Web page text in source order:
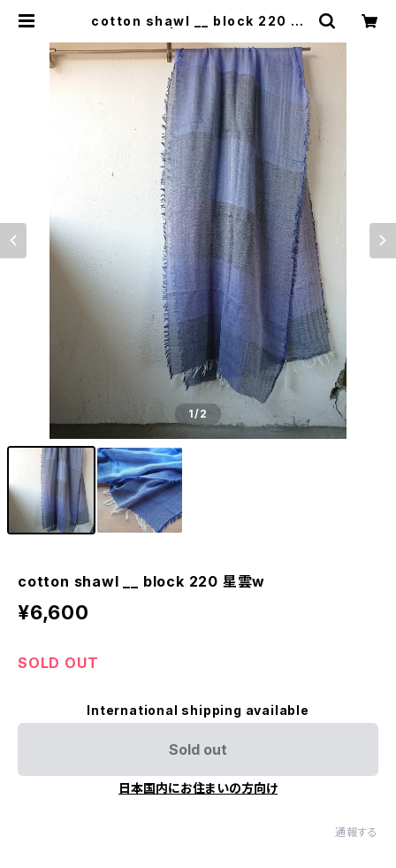
cotton shawl __ block 220 星
1/2
cotton shawl __ block 220 星雲w
¥6,600
SOLD OUT
International shipping available
Sold out
日本国内にお住まいの方向け
通報する